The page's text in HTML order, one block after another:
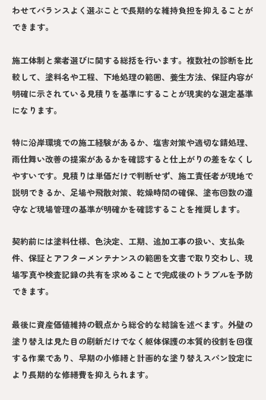
わせてバランスよく選ぶことで長期的な維持負担を抑えることが
できます。
施工体制と業者選びに関する総括を行います。複数社の診断を比
較して、塗料名や工程、下地処理の範囲、養生方法、保証内容が
明確に示されている見積りを基準にすることが現実的な選定基準
になります。
特に沿岸環境での施工経験があるか、塩害対策や適切な錆処理、
雨仕舞い改善の提案があるかを確認すると仕上がりの差をなくし
やすいです。見積りは単価だけで判断せず、施工責任者が現地で
説明できるか、足場や飛散対策、乾燥時間の確保、塗布回数の遵
守など現場管理の基準が明確かを確認することを推奨します。
契約前には塗料仕様、色決定、工期、追加工事の扱い、支払条
件、保証とアフターメンテナンスの範囲を文書で取り交わし、現
場写真や検査記録の共有を求めることで完成後のトラブルを予防
できます。
最後に資産価値維持の観点から総合的な結論を述べます。外壁の
塗り替えは見た目の刷新だけでなく躯体保護の本質的役割を回復
する作業であり、早期の小修繕と計画的な塗り替えスパン設定に
より長期的な修繕費を抑えられます。